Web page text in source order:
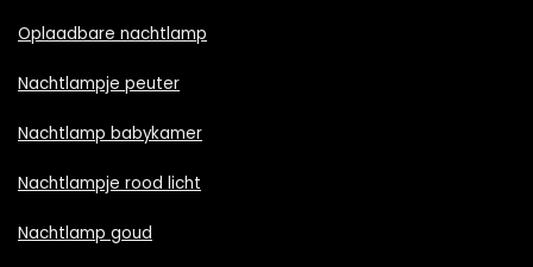
Oplaadbare nachtlamp
Nachtlampje peuter
Nachtlamp babykamer
Nachtlampje rood licht
Nachtlamp goud